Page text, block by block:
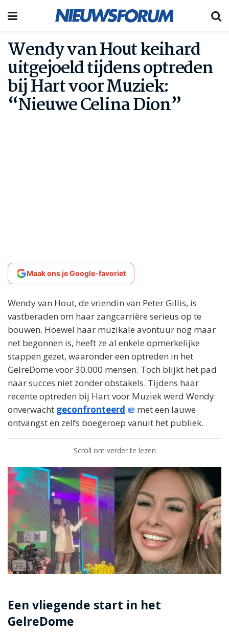
Wendy van Hout keihard
uitgejoeld tijdens optreden
bij Hart voor Muziek:
“Nieuwe Celina Dion”
Maak ons je Google-favoriet
Wendy van Hout, de vriendin van Peter Gillis, is
vastberaden om haar zangcarrière serieus op te
bouwen. Hoewel haar muzikale avontuur nog maar
net begonnen is, heeft ze al enkele opmerkelijke
stappen gezet, waaronder een optreden in het
GelreDome voor 30.000 mensen. Toch blijkt het pad
naar succes niet zonder obstakels. Tijdens haar
recente optreden bij Hart voor Muziek werd Wendy
onverwacht geconfronteerd
met een lauwe
ontvangst en zelfs boegeroep vanuit het publiek.
Scroll om verder te lezen
Een vliegende start in het
GelreDome